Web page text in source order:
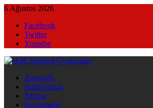
6 Ağustos 2026
Facebook
Twitter
Youtube
Anasayfa
Hakkımızda
Yazılar
İncelemeler